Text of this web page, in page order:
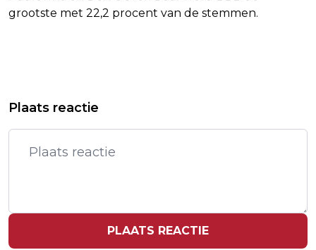
grootste met 22,2 procent van de stemmen.
BIJ EU-VERKIEZINGEN, 2 MEER DAN
PROGNOSE LAAT NUL ZETELS VOOR
FORUM VOOR DEMOCRATIE ZIEN
Plaats reactie
PLAATS REACTIE